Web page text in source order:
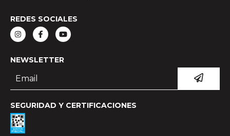
REDES SOCIALES
NEWSLETTER
SEGURIDAD Y CERTIFICACIONES